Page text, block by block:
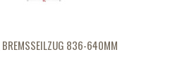
BREMSSEILZUG 836-640MM